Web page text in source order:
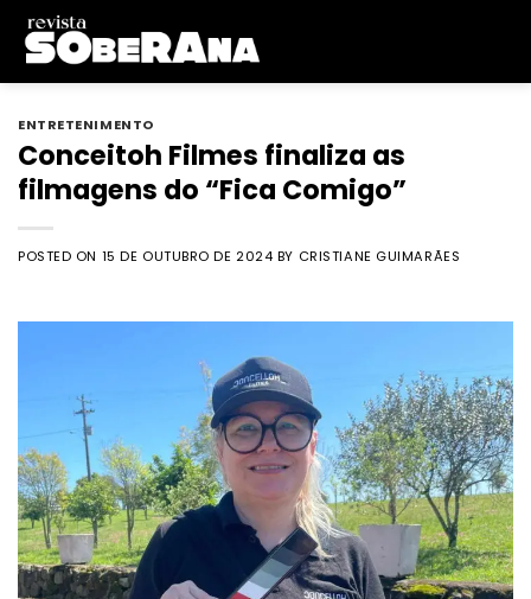
Skip
content
ENTRETENIMENTO
Conceitoh Filmes finaliza as
filmagens do “Fica Comigo”
POSTED ON 15 DE OUTUBRO DE 2024 BY CRISTIANE GUIMARÃES